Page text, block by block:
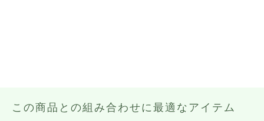
この商品との組み合わせに最適なアイテム